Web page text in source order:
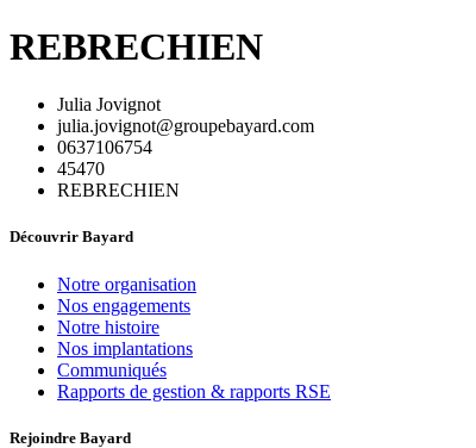
REBRECHIEN
Julia Jovignot
julia.jovignot@groupebayard.com
0637106754
45470
REBRECHIEN
Découvrir Bayard
Notre organisation
Nos engagements
Notre histoire
Nos implantations
Communiqués
Rapports de gestion & rapports RSE
Rejoindre Bayard